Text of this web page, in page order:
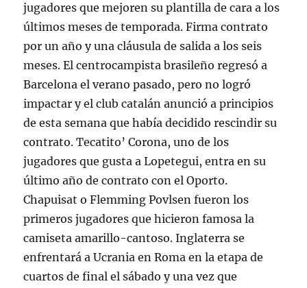
jugadores que mejoren su plantilla de cara a los
últimos meses de temporada. Firma contrato
por un año y una cláusula de salida a los seis
meses. El centrocampista brasileño regresó a
Barcelona el verano pasado, pero no logró
impactar y el club catalán anunció a principios
de esta semana que había decidido rescindir su
contrato. Tecatito’ Corona, uno de los
jugadores que gusta a Lopetegui, entra en su
último año de contrato con el Oporto.
Chapuisat o Flemming Povlsen fueron los
primeros jugadores que hicieron famosa la
camiseta amarillo-cantoso. Inglaterra se
enfrentará a Ucrania en Roma en la etapa de
cuartos de final el sábado y una vez que